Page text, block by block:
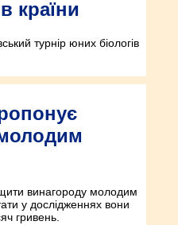
країни
турнір юних біологів
винагороду молодим
у дослідженнях вони
гривень.